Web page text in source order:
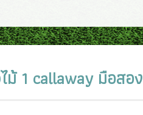
ม้ 1 callaway มือสอง